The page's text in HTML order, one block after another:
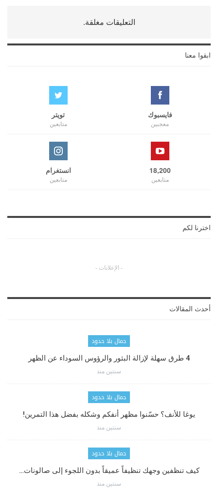
التعليقات مغلقة.
ابقوا معنا
فايسبوك
معجبين
تويتر
متابعين
18,200
متابعين
انستغرام
متابعين
اخترنا لكم
- الإعلانات -
أحدث المقالات
جمال بلا حدود
4 طرق سهلة لإزالة البثور والرؤوس السوداء عن الظهر
سنتين منذ
جمال بلا حدود
يوغا للأنف؟ حسّنوا مظهر أنفكم وشكله بفضل هذا التمرين!
سنتين منذ
جمال بلا حدود
كيف تنظفين وجهك تنظيفاً عميقاً بدون اللجوء إلى صالونات…
سنتين منذ